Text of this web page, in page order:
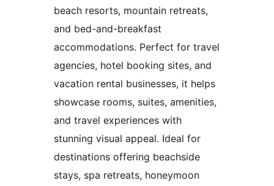
beach resorts, mountain retreats,
and bed-and-breakfast
accommodations. Perfect for travel
agencies, hotel booking sites, and
vacation rental businesses, it helps
showcase rooms, suites, amenities,
and travel experiences with
stunning visual appeal. Ideal for
destinations offering beachside
stays, spa retreats, honeymoon